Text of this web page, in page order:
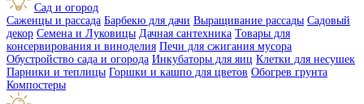
Сад и огород
Саженцы и рассада Барбекю для дачи Выращивание рассады Садовый
декор Семена и Луковицы Дачная сантехника Товары для
консервирования и виноделия Печи для сжигания мусора
Обустройство сада и огорода Инкубаторы для яиц Клетки для несушек
Парники и теплицы Горшки и кашпо для цветов Обогрев грунта
Компостеры